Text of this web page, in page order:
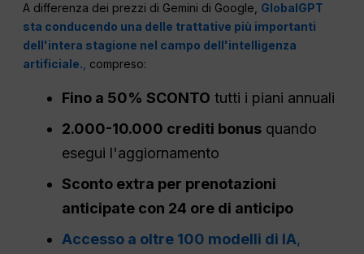
A differenza dei prezzi di Gemini di Google, GlobalGPT
sta conducendo una delle trattative più importanti
dell'intera stagione nel campo dell'intelligenza
artificiale. compreso:
Fino a 50% SCONTO tutti i piani annuali
2.000-10.000 crediti bonus quando
esegui l'aggiornamento
Sconto extra per prenotazioni
anticipate con 24 ore di anticipo
Accesso a oltre 100 modelli di IA,